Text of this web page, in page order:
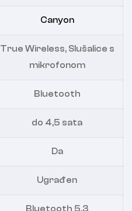
Canyon
True Wireless, Slušalice s
mikrofonom
Bluetooth
do 4,5 sata
Da
Ugrađen
Bluetooth 5.3